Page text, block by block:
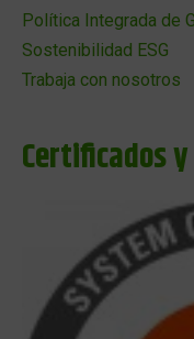
Política Integrada de
Sostenibilidad ESG
Trabaja con nosotros
Certificados